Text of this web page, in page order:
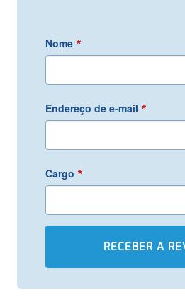
Nome *
Endereço de e-mail *
Cargo *